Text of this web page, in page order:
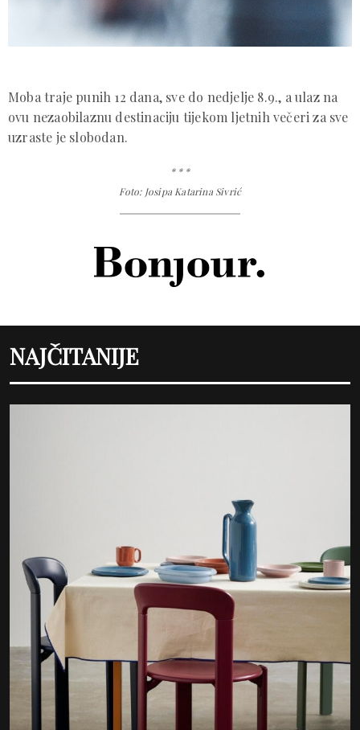
Moba traje punih 12 dana, sve do nedjelje 8.9., a ulaz na
ovu nezaobilaznu destinaciju tijekom ljetnih večeri za sve
uzraste je slobodan.
* * *
Foto: Josipa Katarina Sivrić
NAJČITANIJE